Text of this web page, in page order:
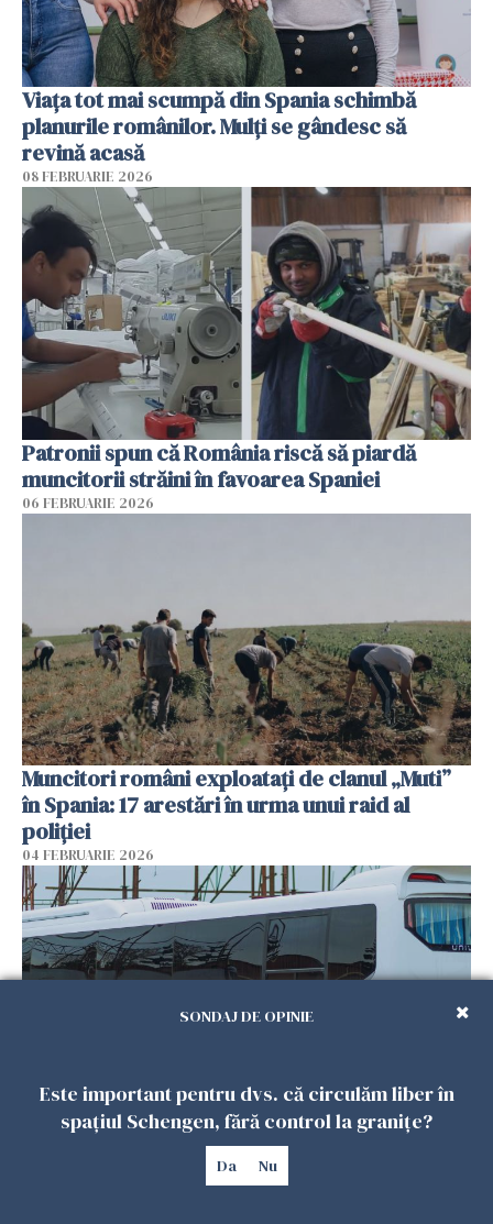
Viața tot mai scumpă din Spania schimbă
planurile românilor. Mulți se gândesc să
revină acasă
08 FEBRUARIE 2026
Patronii spun că România riscă să piardă
muncitorii străini în favoarea Spaniei
06 FEBRUARIE 2026
Muncitori români exploatați de clanul „Muti”
în Spania: 17 arestări în urma unui raid al
poliției
04 FEBRUARIE 2026
Un autocar cu turiști a derapat în Turcia. Nouă
SONDAJ DE OPINIE
Este important pentru dvs. că circulăm liber în
spațiul Schengen, fără control la granițe?
Da Nu